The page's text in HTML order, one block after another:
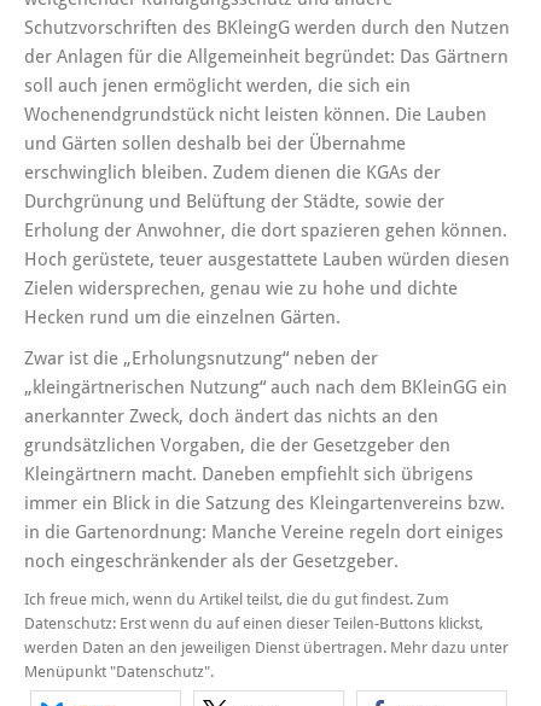
Schutzvorschriften des BKleingG werden durch den Nutzen
der Anlagen für die Allgemeinheit begründet: Das Gärtnern
soll auch jenen ermöglicht werden, die sich ein
Wochenendgrundstück nicht leisten können. Die Lauben
und Gärten sollen deshalb bei der Übernahme
erschwinglich bleiben. Zudem dienen die KGAs der
Durchgrünung und Belüftung der Städte, sowie der
Erholung der Anwohner, die dort spazieren gehen können.
Hoch gerüstete, teuer ausgestattete Lauben würden diesen
Zielen widersprechen, genau wie zu hohe und dichte
Hecken rund um die einzelnen Gärten.
Zwar ist die „Erholungsnutzung“ neben der
„kleingärtnerischen Nutzung“ auch nach dem BKleinGG ein
anerkannter Zweck, doch ändert das nichts an den
grundsätzlichen Vorgaben, die der Gesetzgeber den
Kleingärtnern macht. Daneben empfiehlt sich übrigens
immer ein Blick in die Satzung des Kleingartenvereins bzw.
in die Gartenordnung: Manche Vereine regeln dort einiges
noch eingeschränkender als der Gesetzgeber.
Ich freue mich, wenn du Artikel teilst, die du gut findest. Zum
Datenschutz: Erst wenn du auf einen dieser Teilen-Buttons klickst,
werden Daten an den jeweiligen Dienst übertragen. Mehr dazu unter
Menüpunkt "Datenschutz".